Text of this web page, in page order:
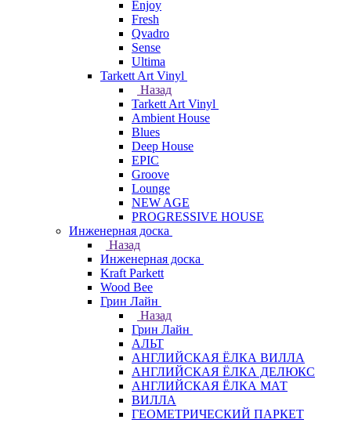
Enjoy
Fresh
Qvadro
Sense
Ultima
Tarkett Art Vinyl
Назад
Tarkett Art Vinyl
Ambient House
Blues
Deep House
EPIC
Groove
Lounge
NEW AGE
PROGRESSIVE HOUSE
Инженерная доска
Назад
Инженерная доска
Kraft Parkett
Wood Bee
Грин Лайн
Назад
Грин Лайн
АЛЬТ
АНГЛИЙСКАЯ ЁЛКА ВИЛЛА
АНГЛИЙСКАЯ ЁЛКА ДЕЛЮКС
АНГЛИЙСКАЯ ЁЛКА МАТ
ВИЛЛА
ГЕОМЕТРИЧЕСКИЙ ПАРКЕТ